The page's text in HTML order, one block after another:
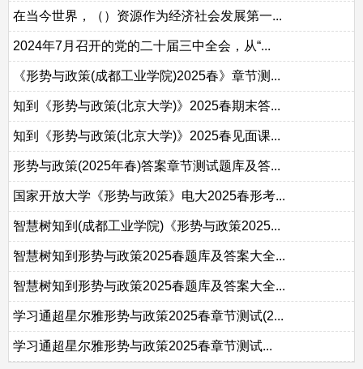
在当今世界，（）资源作为经济社会发展第一...
2024年7月召开的党的二十届三中全会，从“...
《形势与政策(成都工业学院)2025春》章节测...
知到《形势与政策(北京大学)》2025春期末答...
知到《形势与政策(北京大学)》2025春见面课...
形势与政策(2025年春)答案章节测试题库及答...
国家开放大学《形势与政策》电大2025春形考...
智慧树知到(成都工业学院)《形势与政策2025...
智慧树知到形势与政策2025春题库及答案大全...
智慧树知到形势与政策2025春题库及答案大全...
学习通超星尔雅形势与政策2025春章节测试(2...
学习通超星尔雅形势与政策2025春章节测试...